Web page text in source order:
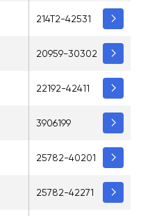
214Т2-42531
20959-30302
22192-42411
3906199
25782-40201
25782-42271